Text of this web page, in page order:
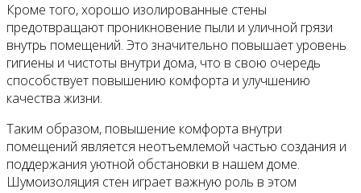
Кроме того, хорошо изолированные стены
предотвращают проникновение пыли и уличной грязи
внутрь помещений. Это значительно повышает уровень
гигиены и чистоты внутри дома, что в свою очередь
способствует повышению комфорта и улучшению
качества жизни.
Таким образом, повышение комфорта внутри
помещений является неотъемлемой частью создания и
поддержания уютной обстановки в нашем доме.
Шумоизоляция стен играет важную роль в этом